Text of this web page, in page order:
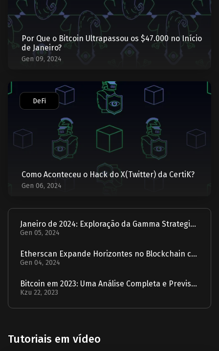
Por Que o Bitcoin Ultrapassou os $47.000 no Início
de Janeiro?
Gen 09, 2024
Como Aconteceu o Hack do X(Twitter) da CertiK?
Gen 06, 2024
DeFi
Janeiro de 2024: Exploração da Gamma Strategies - Um Relatório
Gen 05, 2024
Etherscan Expande Horizontes no Blockchain com Aquisição da Solscan
Gen 04, 2024
Bitcoin em 2023: Uma Análise Completa e Previsão para 2024
Kzu 22, 2023
Tutoriais em vídeo